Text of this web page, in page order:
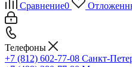
Сравнение0
Телефоны
+7 (812) 602-77-08 Санкт-